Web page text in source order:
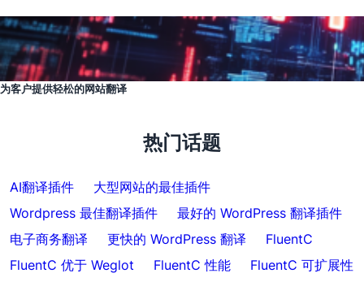
为客户提供轻松的网站翻译
热门话题
AI翻译插件
大型网站的最佳插件
Wordpress 最佳翻译插件
最好的 WordPress 翻译插件
电子商务翻译
更快的 WordPress 翻译
FluentC
FluentC 优于 Weglot
FluentC 性能
FluentC 可扩展性